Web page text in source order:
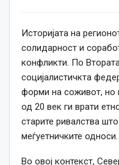
Историјата на
солидарност и
конфликти. По
социјалистичкта
форми на соживот, но
од 20 век ги врати
старите ривалства
меѓуетничките односи.
Во овој контекст,